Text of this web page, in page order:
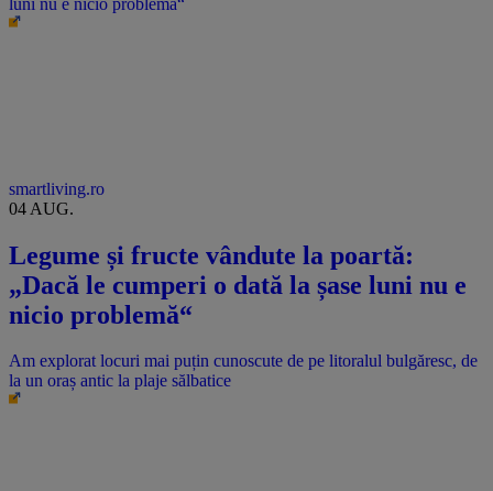
smartliving.ro
04 AUG.
Legume și fructe vândute la poartă:
„Dacă le cumperi o dată la șase luni nu e
nicio problemă“
Am explorat locuri mai puțin cunoscute de pe litoralul bulgăresc, de
la un oraș antic la plaje sălbatice